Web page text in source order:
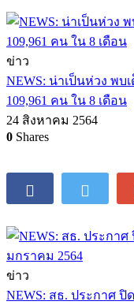
ข่าว
NEWS: น่าเป็นห่วง พบ
109,961 คน ใน 8 เดือน
24 สิงหาคม 2564
0 Shares
ข่าว
NEWS: สธ. ประกาศ ปิ